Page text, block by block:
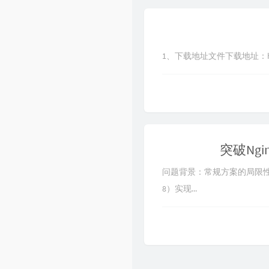
1、下载地址文件下载地址
突破
问题背景：常规方案的局限
8）实现...